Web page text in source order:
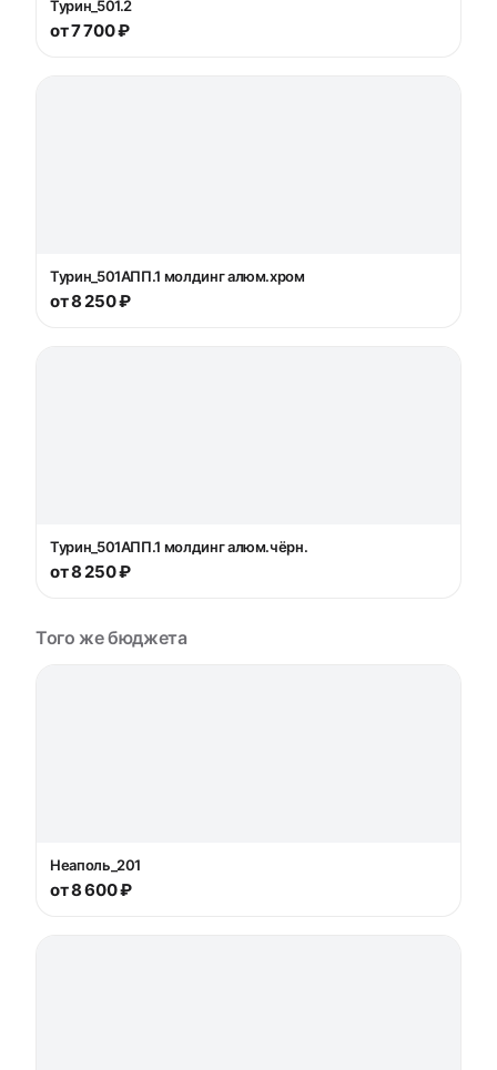
Турин_501.2
от 7 700 ₽
Турин_501AПП.1 молдинг алюм.хром
от 8 250 ₽
Турин_501AПП.1 молдинг алюм.чёрн.
от 8 250 ₽
Того же бюджета
Неаполь_201
от 8 600 ₽